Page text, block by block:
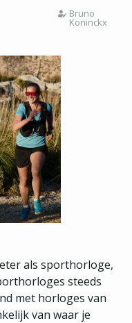
Bruno
Koninckx
als sporthorloge,
steeds
met horloges van
van waar je